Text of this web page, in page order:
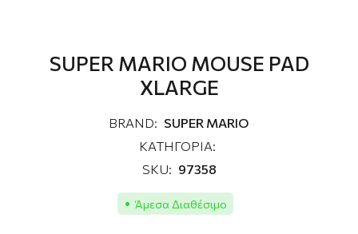
SUPER MARIO MOUSE PAD
XLARGE
BRAND: SUPER MARIO
ΚΑΤΗΓΟΡΙΑ:
SKU: 97358
Άμεσα Διαθέσιμο